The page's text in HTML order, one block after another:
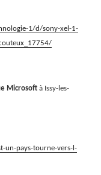
1/d/sony-xel-1-
Microsoft à Issy-les-
un-pays-tourne-vers-l-